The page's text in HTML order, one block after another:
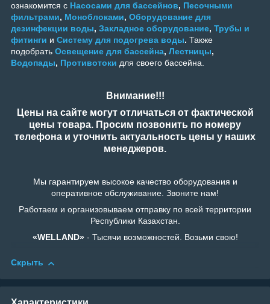
ознакомится с Насосами для бассейнов, Песочными
фильтрами, Моноблоками, Оборудование для
дезинфекции воды, Закладное оборудование, Трубы и
фитинги и Систему для подогрева воды. Также
подобрать Освещение для бассейна, Лестницы,
Водопады, Противотоки для своего бассейна.
Внимание!!!
Цены на сайте могут отличаться от фактической
цены товара. Просим позвонить по номеру
телефона и уточнить актуальность цены у наших
менеджеров.
Мы гарантируем высокое качество оборудования и
оперативное обслуживание. Звоните нам!
Работаем и организовываем отправку по всей территории
Республики Казахстан.
«WELLAND»- Тысячи возможностей. Возьми свою!
Скрыть